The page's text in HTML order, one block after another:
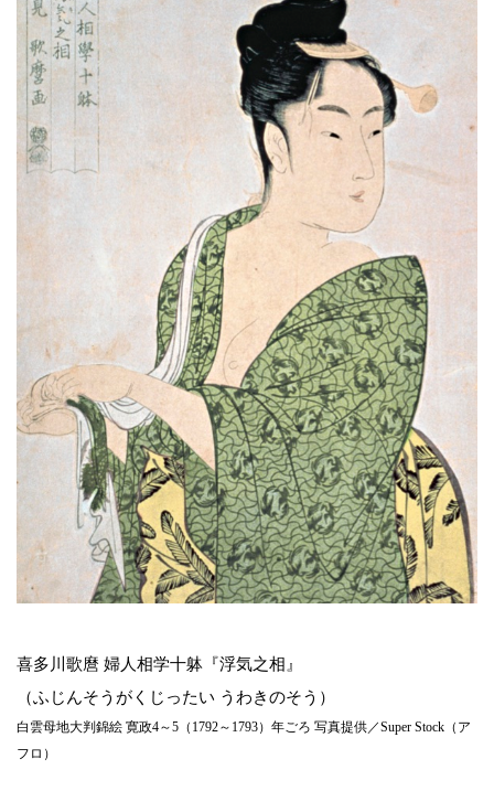
喜多川歌麿 婦人相学十躰『浮気之相』
（ふじんそうがくじったい うわきのそう）
白雲母地大判錦絵 寛政4～5（1792～1793）年ごろ 写真提供／Super Stock（ア
フロ）